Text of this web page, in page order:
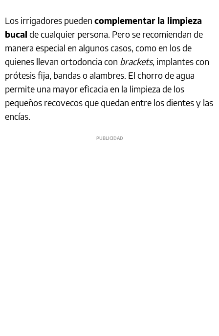
Los irrigadores pueden complementar la limpieza
bucal de cualquier persona. Pero se recomiendan de
manera especial en algunos casos, como en los de
quienes llevan ortodoncia con brackets, implantes con
prótesis fija, bandas o alambres. El chorro de agua
permite una mayor eficacia en la limpieza de los
pequeños recovecos que quedan entre los dientes y las
encías.